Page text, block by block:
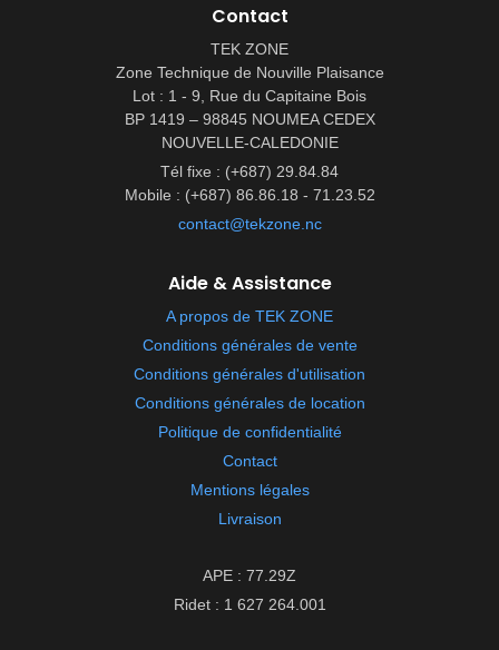
Contact
TEK ZONE
Zone Technique de Nouville Plaisance
Lot : 1 - 9, Rue du Capitaine Bois
BP 1419 – 98845 NOUMEA CEDEX
NOUVELLE-CALEDONIE
Tél fixe : (+687) 29.84.84
Mobile : (+687) 86.86.18 - 71.23.52
contact@tekzone.nc
Aide & Assistance
A propos de TEK ZONE
Conditions générales de vente
Conditions générales d'utilisation
Conditions générales de location
Politique de confidentialité
Contact
Mentions légales
Livraison
APE : 77.29Z
Ridet : 1 627 264.001